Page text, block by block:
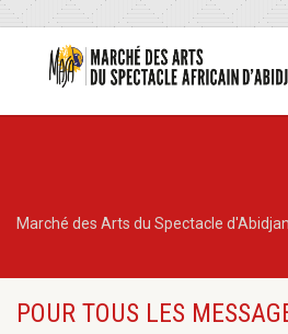
Marché des Arts du Spectacle d'Abidjan
POUR TOUS LES